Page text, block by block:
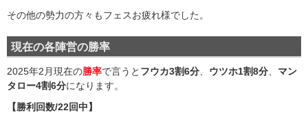
その他の勢力の方々もフェスお疲れ様でした。
現在の各陣営の勝率
2025年2月現在の勝率で言うと フウカ3割6分 ウツホ1割8分
マン
タロー4割6分になります。
【勝利回数/22回中】